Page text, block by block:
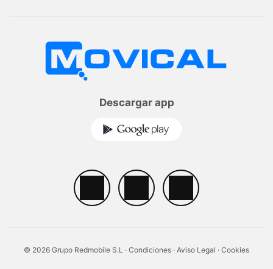
Descargar app
© 2026 Grupo Redmobile S.L · Condiciones · Aviso Legal · Cookies